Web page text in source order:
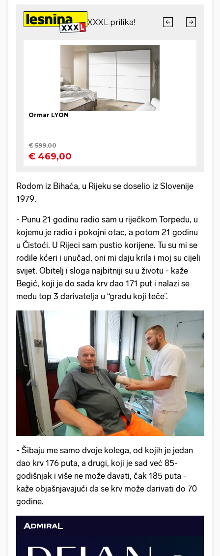
Rodom iz Bihaća, u Rijeku se doselio iz Slovenije
1979.
- Punu 21 godinu radio sam u riječkom Torpedu, u
kojemu je radio i pokojni otac, a potom 21 godinu
u Čistoći. U Rijeci sam pustio korijene. Tu su mi se
rodile kćeri i unučad, oni mi daju krila i moj su cijeli
svijet. Obitelj i sloga najbitniji su u životu - kaže
Begić, koji je do sada krv dao 171 put i nalazi se
među top 3 darivatelja u “gradu koji teče”.
- Šibaju me samo dvoje kolega, od kojih je jedan
dao krv 176 puta, a drugi, koji je sad već 85-
godišnjak i više ne može davati, čak 185 puta -
kaže objašnjavajući da se krv može darivati do 70
godine.